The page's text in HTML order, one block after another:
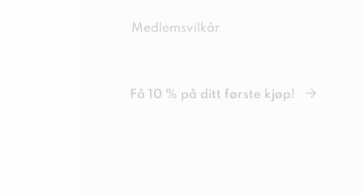
Medlemsvilkår
Få 10 % på ditt første kjøp!